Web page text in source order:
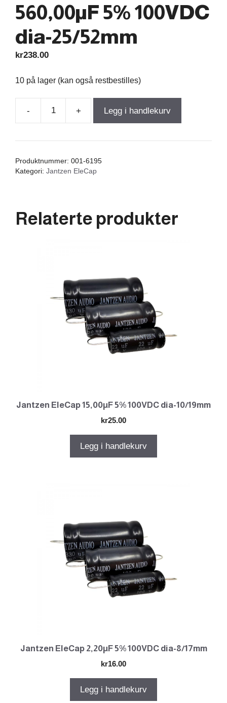
560,00µF 5% 100VDC
dia-25/52mm
kr238.00
10 på lager (kan også restbestilles)
-
Jantzen
560,00µF
+ Legg i handlekurv
Produktnummer: 001-6195
Kategori: Jantzen EleCap
Relaterte produkter
Jantzen EleCap 15,00µF 5% 100VDC dia-10/19mm
kr25.00
Legg i handlekurv
Jantzen EleCap 2,20µF 5% 100VDC dia-8/17mm
kr16.00
Legg i handlekurv